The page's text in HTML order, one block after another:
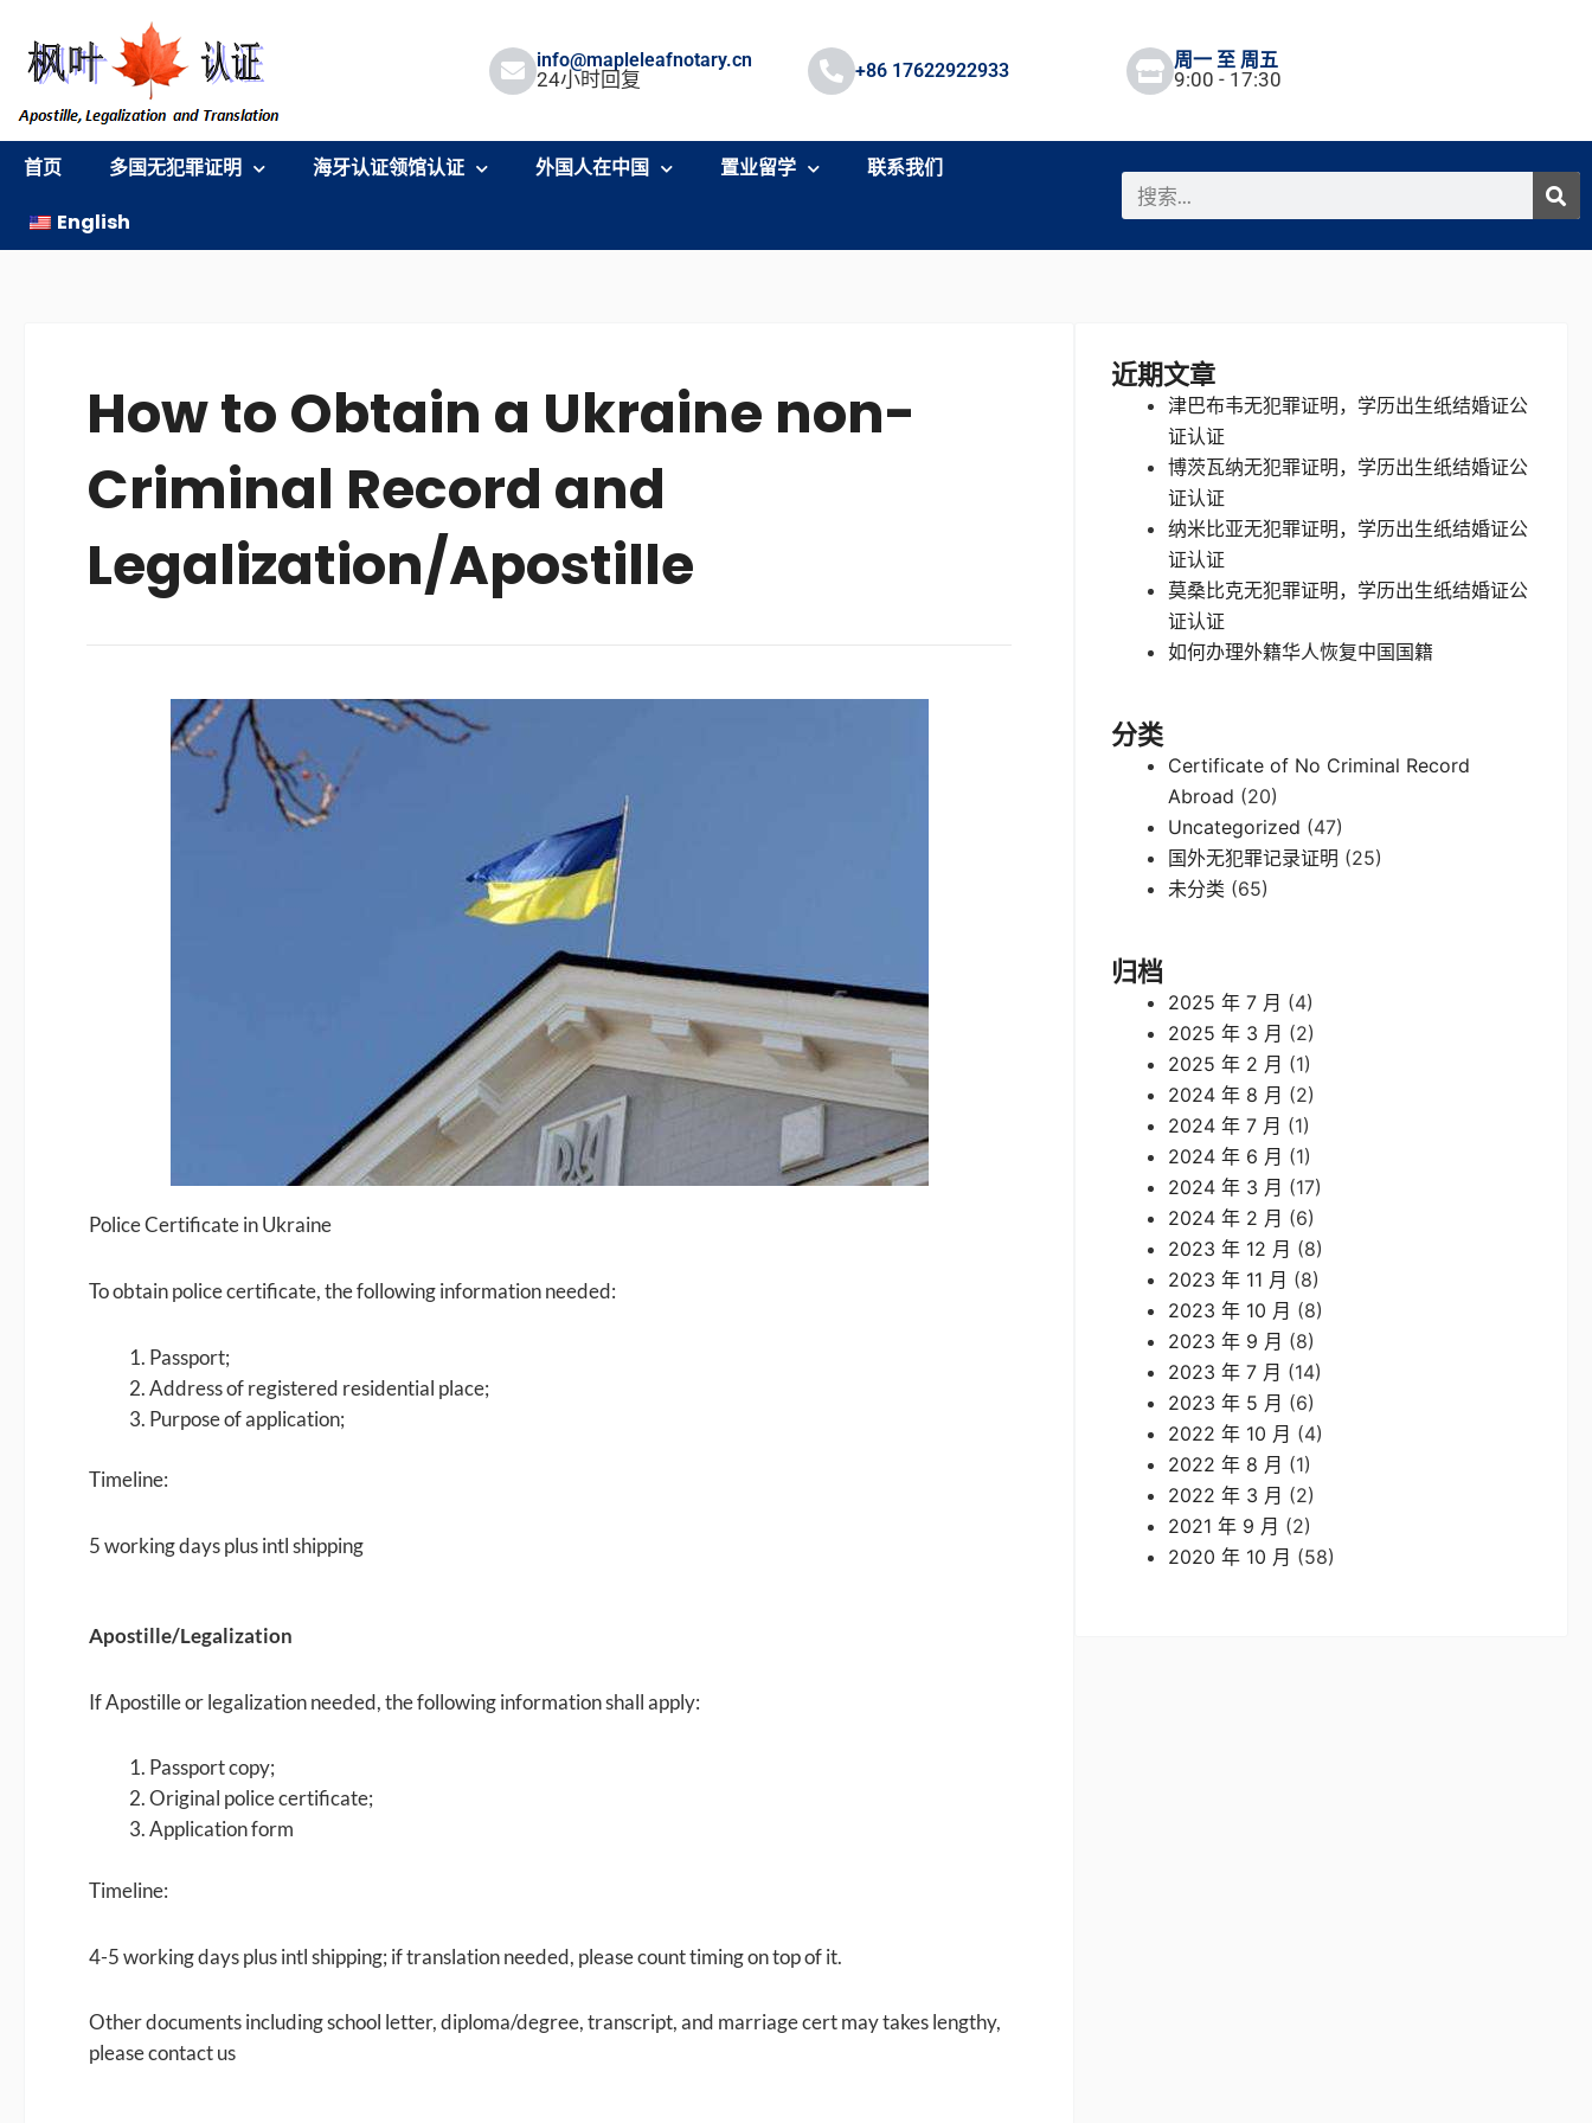
info@mapleleafnotary.cn
24小时回复 +86 17622922933 周一 至 周五
9:00 - 17:30
首页 多国无犯罪证明 海牙认证领馆认证 外国人在中国 置业留学
联系我们
English
搜
索
How to Obtain a Ukraine non-
Criminal Record and
Legalization/Apostille
Police Certificate in Ukraine
To obtain police certificate, the following information needed:
Passport;
Address of registered residential place;
Purpose of application;
Timeline:
5 working days plus intl shipping
Apostille/Legalization
If Apostille or legalization needed, the following information shall apply:
Passport copy;
Original police certificate;
Application form
Timeline:
4-5 working days plus intl shipping; if translation needed, please count timing on top of it.
Other documents including school letter, diploma/degree, transcript, and marriage cert may takes lengthy,
please contact us
近期文章
津巴布韦无犯罪证明，学历出生纸结婚证公
证认证
博茨瓦纳无犯罪证明，学历出生纸结婚证公
证认证
纳米比亚无犯罪证明，学历出生纸结婚证公
证认证
莫桑比克无犯罪证明，学历出生纸结婚证公
证认证
如何办理外籍华人恢复中国国籍
分类
Certificate of No Criminal Record
Abroad (20)
Uncategorized (47)
国外无犯罪记录证明 (25)
未分类 (65)
归档
2025 年 7 月 (4)
2025 年 3 月 (2)
2025 年 2 月 (1)
2024 年 8 月 (2)
2024 年 7 月 (1)
2024 年 6 月 (1)
2024 年 3 月 (17)
2024 年 2 月 (6)
2023 年 12 月 (8)
2023 年 11 月 (8)
2023 年 10 月 (8)
2023 年 9 月 (8)
2023 年 7 月 (14)
2023 年 5 月 (6)
2022 年 10 月 (4)
2022 年 8 月 (1)
2022 年 3 月 (2)
2021 年 9 月 (2)
2020 年 10 月 (58)